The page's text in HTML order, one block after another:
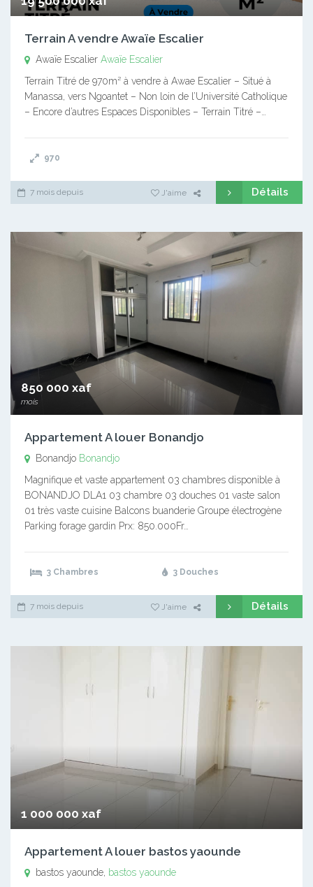
Terrain A vendre Awaïe Escalier
Awaïe Escalier Awaïe Escalier
Terrain Titré de 970m² à vendre à Awae Escalier – Situé à
Manassa, vers Ngoantet – Non loin de l’Université Catholique
– Encore d’autres Espaces Disponibles – Terrain Titré –…
970
7 mois depuis J'aime Détails
850 000 xaf
mois
Appartement A louer Bonandjo
Bonandjo Bonandjo
Magnifique et vaste appartement 03 chambres disponible à
BONANDJO DLA1 03 chambre 03 douches 01 vaste salon
01 très vaste cuisine Balcons buanderie Groupe électrogène
Parking forage gardin Prx: 850.000Fr…
3 Chambres 3 Douches
7 mois depuis J'aime Détails
1 000 000 xaf
Appartement A louer bastos yaounde
bastos yaounde, bastos yaounde